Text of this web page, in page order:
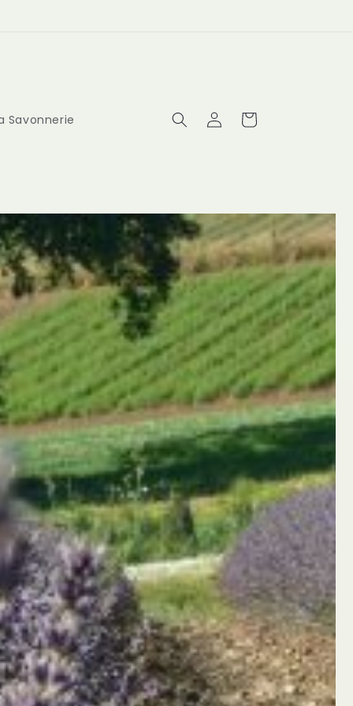
Savonnerie ConnexionPanier